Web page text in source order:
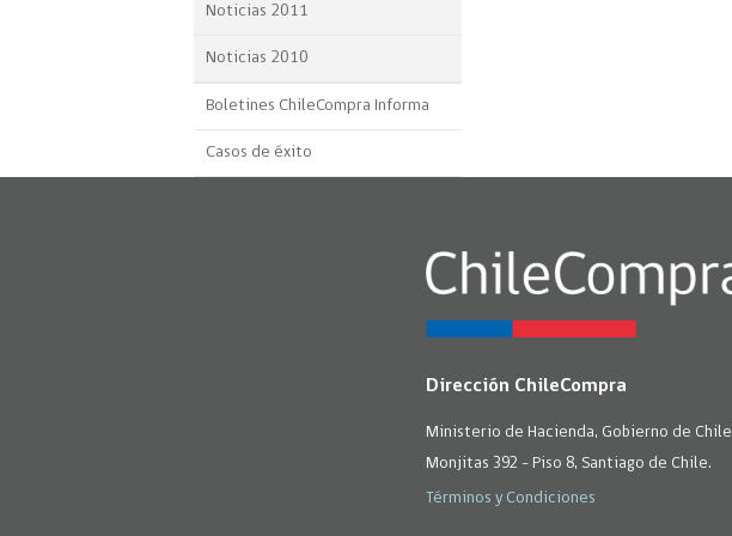
Noticias 2011
Noticias 2010
Boletines ChileCompra Informa
Casos de éxito
Dirección ChileCompra
Ministerio de Hacienda, Gobierno de Chile
Monjitas 392 - Piso 8, Santiago de Chile.
Términos y Condiciones